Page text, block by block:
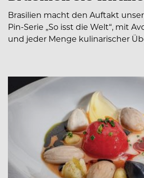
Brasilien macht den Auftakt
Pin-Serie „So isst die Welt“, mit
und jeder Menge kulinarischer